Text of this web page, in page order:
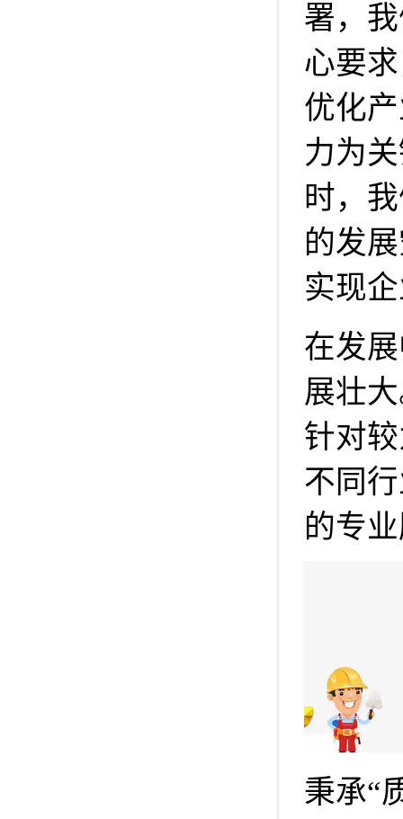
署，
心要
优化
力为
时，
的发
实现
在发
展壮
针对
不同
的专
秉承“